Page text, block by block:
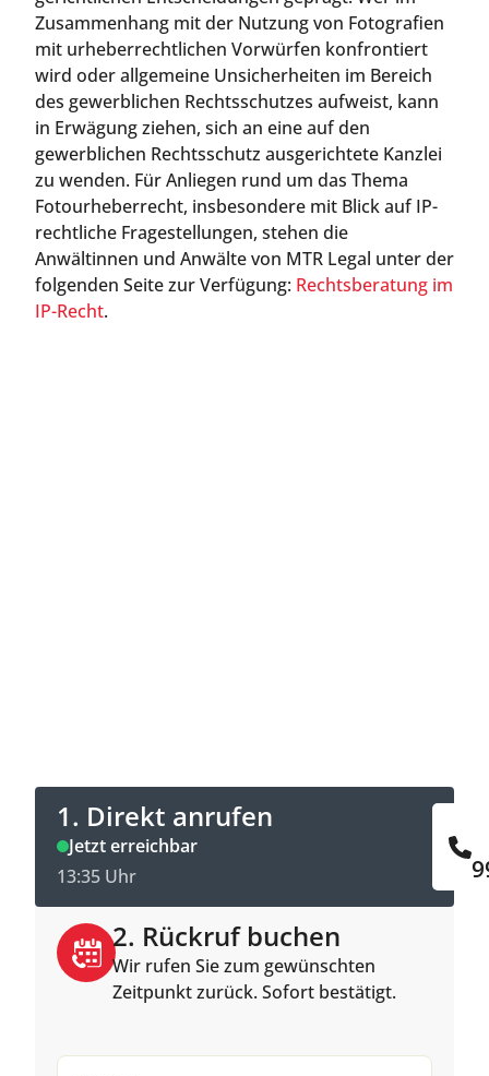
Zusammenhang mit der Nutzung von Fotografien
mit urheberrechtlichen Vorwürfen konfrontiert
wird oder allgemeine Unsicherheiten im Bereich
des gewerblichen Rechtsschutzes aufweist, kann
in Erwägung ziehen, sich an eine auf den
gewerblichen Rechtsschutz ausgerichtete Kanzlei
zu wenden. Für Anliegen rund um das Thema
Fotourheberrecht, insbesondere mit Blick auf IP-
rechtliche Fragestellungen, stehen die
Anwältinnen und Anwälte von MTR Legal unter der
folgenden Seite zur Verfügung: Rechtsberatung im
IP-Recht.
1. Direkt anrufen
Jetzt erreichbar
13:35 Uhr
2. Rückruf buchen
Wir rufen Sie zum gewünschten
Zeitpunkt zurück. Sofort bestätigt.